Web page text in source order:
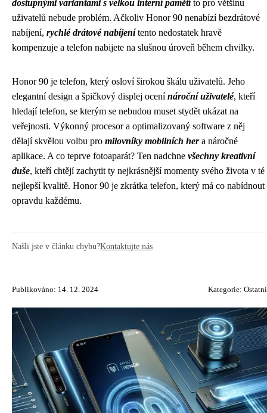
dostupnými variantami s velkou interní pamětí to pro většinu
uživatelů nebude problém. Ačkoliv Honor 90 nenabízí bezdrátové
nabíjení, rychlé drátové nabíjenítento nedostatek hravě
kompenzuje a telefon nabijete na slušnou úroveň během chvilky.
Honor 90 je telefon, který osloví širokou škálu uživatelů. Jeho
elegantní design a špičkový displej ocenínároční uživatelé, kteří
hledají telefon, se kterým se nebudou muset stydět ukázat na
veřejnosti. Výkonný procesor a optimalizovaný software z něj
dělají skvělou volbu pro milovníky mobilních hera náročné
aplikace. A co teprve fotoaparát? Ten nadchne všechny kreativní
duše, kteří chtějí zachytit ty nejkrásnější momenty svého života v té
nejlepší kvalitě. Honor 90 je zkrátka telefon, který má co nabídnout
opravdu každému.
Našli jste v článku chybu?Kontaktujte nás
Publikováno: 14. 12. 2024 Kategorie: Ostatní